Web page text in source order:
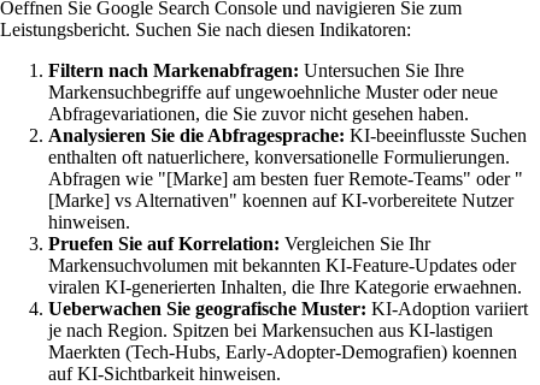
Oeffnen Sie Google Search Console und navigieren Sie zum
Leistungsbericht. Suchen Sie nach diesen Indikatoren:
Filtern nach Markenabfragen: Untersuchen Sie Ihre
Markensuchbegriffe auf ungewoehnliche Muster oder neue
Abfragevariationen, die Sie zuvor nicht gesehen haben.
Analysieren Sie die Abfragesprache: KI-beeinflusste Suchen
enthalten oft natuerlichere, konversationelle Formulierungen.
Abfragen wie "[Marke] am besten fuer Remote-Teams" oder "
[Marke] vs Alternativen" koennen auf KI-vorbereitete Nutzer
hinweisen.
Pruefen Sie auf Korrelation: Vergleichen Sie Ihr
Markensuchvolumen mit bekannten KI-Feature-Updates oder
viralen KI-generierten Inhalten, die Ihre Kategorie erwaehnen.
Ueberwachen Sie geografische Muster: KI-Adoption variiert
je nach Region. Spitzen bei Markensuchen aus KI-lastigen
Maerkten (Tech-Hubs, Early-Adopter-Demografien) koennen
auf KI-Sichtbarkeit hinweisen.